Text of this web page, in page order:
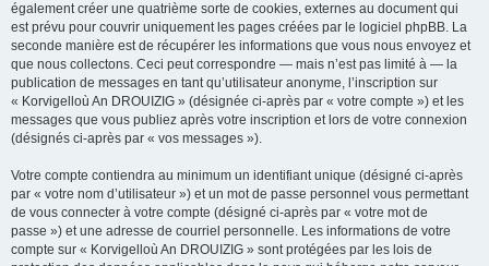
également créer une quatrième sorte de cookies, externes au document qui
est prévu pour couvrir uniquement les pages créées par le logiciel phpBB. La
seconde manière est de récupérer les informations que vous nous envoyez et
que nous collectons. Ceci peut correspondre — mais n’est pas limité à — la
publication de messages en tant qu’utilisateur anonyme, l’inscription sur
« Korvigelloù An DROUIZIG » (désignée ci-après par « votre compte ») et les
messages que vous publiez après votre inscription et lors de votre connexion
(désignés ci-après par « vos messages »).
Votre compte contiendra au minimum un identifiant unique (désigné ci-après
par « votre nom d’utilisateur ») et un mot de passe personnel vous permettant
de vous connecter à votre compte (désigné ci-après par « votre mot de
passe ») et une adresse de courriel personnelle. Les informations de votre
compte sur « Korvigelloù An DROUIZIG » sont protégées par les lois de